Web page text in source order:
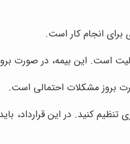
برای انجام کار است.
است. این بیمه، در صورت
بروز مشکلات احتمالی است.
تنظیم کنید. در این قرارداد،